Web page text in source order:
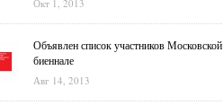
Окт 1, 2013
Объявлен список участников Московской
биеннале
Авг 14, 2013